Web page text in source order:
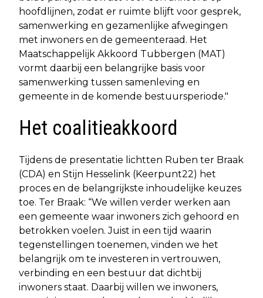
hoofdlijnen, zodat er ruimte blijft voor gesprek,
samenwerking en gezamenlijke afwegingen
met inwoners en de gemeenteraad. Het
Maatschappelijk Akkoord Tubbergen (MAT)
vormt daarbij een belangrijke basis voor
samenwerking tussen samenleving en
gemeente in de komende bestuursperiode."
Het coalitieakkoord
Tijdens de presentatie lichtten Ruben ter Braak
(CDA) en Stijn Hesselink (Keerpunt22) het
proces en de belangrijkste inhoudelijke keuzes
toe. Ter Braak: “We willen verder werken aan
een gemeente waar inwoners zich gehoord en
betrokken voelen. Juist in een tijd waarin
tegenstellingen toenemen, vinden we het
belangrijk om te investeren in vertrouwen,
verbinding en een bestuur dat dichtbij
inwoners staat. Daarbij willen we inwoners,